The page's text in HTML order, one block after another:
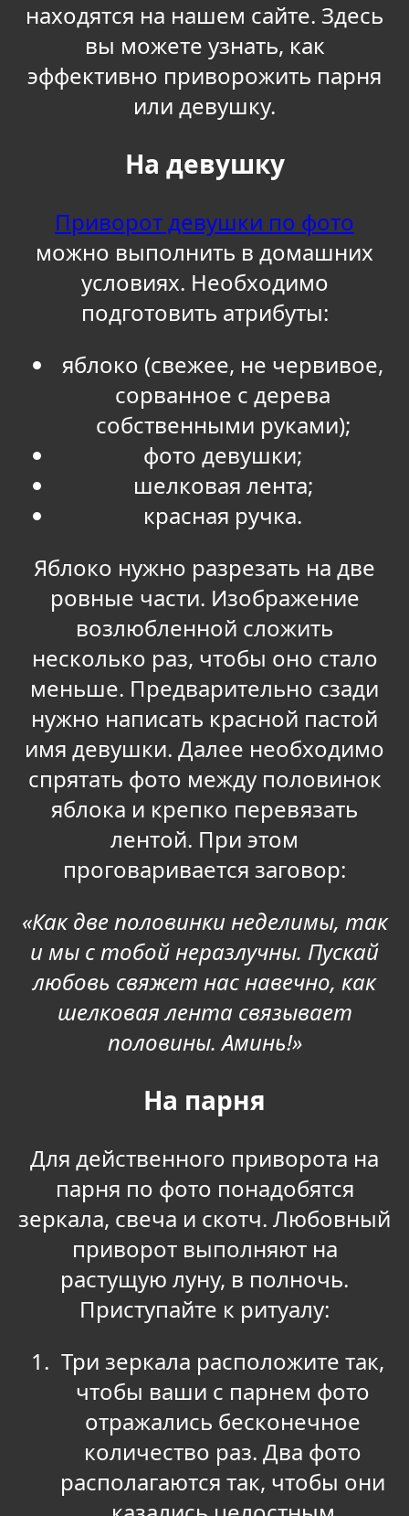
находятся на нашем сайте. Здесь
вы можете узнать, как
эффективно приворожить парня
или девушку.
На девушку
Приворот девушки по фото
можно выполнить в домашних
условиях. Необходимо
подготовить атрибуты:
яблоко (свежее, не червивое,
сорванное с дерева
собственными руками);
фото девушки;
шелковая лента;
красная ручка.
Яблоко нужно разрезать на две
ровные части. Изображение
возлюбленной сложить
несколько раз, чтобы оно стало
меньше. Предварительно сзади
нужно написать красной пастой
имя девушки. Далее необходимо
спрятать фото между половинок
яблока и крепко перевязать
лентой. При этом
проговаривается заговор:
«Как две половинки неделимы, так
и мы с тобой неразлучны. Пускай
любовь свяжет нас навечно, как
шелковая лента связывает
половины. Аминь!»
На парня
Для действенного приворота на
парня по фото понадобятся
зеркала, свеча и скотч. Любовный
приворот выполняют на
растущую луну, в полночь.
Приступайте к ритуалу:
Три зеркала расположите так,
чтобы ваши с парнем фото
отражались бесконечное
количество раз. Два фото
располагаются так, чтобы они